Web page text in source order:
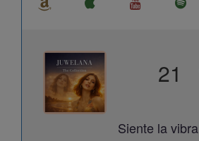
21
Siente la vibra